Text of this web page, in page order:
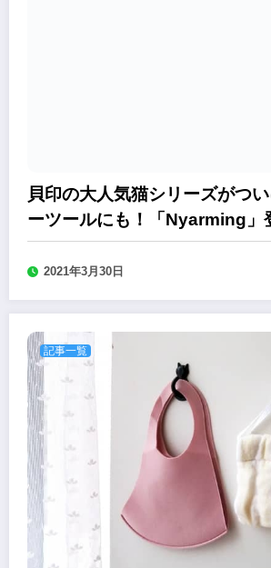
貝印の大人気猫シリーズがつ
ーツールにも！「Nyarming」
2021年3月30日
記事一覧